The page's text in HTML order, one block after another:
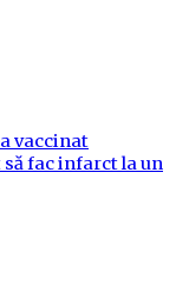
vaccinat
fac infarct la un